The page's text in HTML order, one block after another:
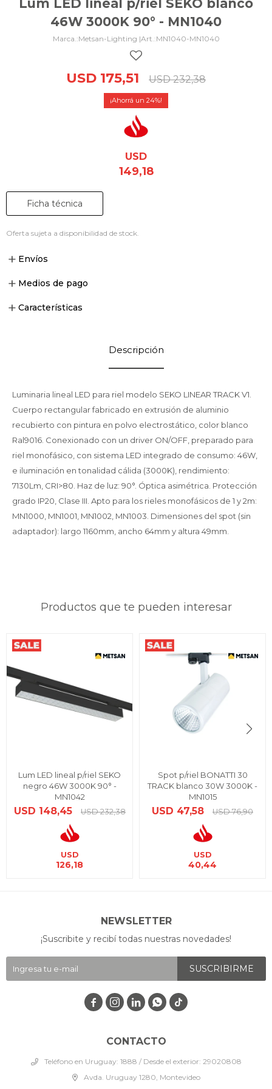
Lum LED lineal p/riel SEKO blanco
46W 3000K 90° - MN1040
Metsan-Lighting | MN1040-MN1040
USD 175,51 USD 232,38
24
USD
149,18
Ficha técnica
Oferta sujeta a disponibilidad de stock.
Envíos
Medios de pago
Características
Descripción
Luminaria lineal LED para riel modelo SEKO LINEAR TRACK V1.
Cuerpo rectangular fabricado en extrusión de aluminio
recubierto con pintura en polvo electrostático, color blanco
Ral9016. Conexionado con un driver ON/OFF, preparado para
riel monofásico, con sistema LED integrado de consumo: 46W,
e iluminación en tonalidad cálida (3000K), rendimiento:
7130Lm, CRI>80. Haz de luz: 90°. Óptica asimétrica. Protección
grado IP20, Clase III. Apto para los rieles monofásicos de 1 y 2m:
MN1000, MN1001, MN1002, MN1003. Dimensiones del spot (sin
adaptador): largo 1160mm, ancho 64mm y altura 49mm.
Productos que te pueden interesar
Lum LED lineal p/riel SEKO
negro 46W 3000K 90° -
MN1042
USD 148,45 USD 232,38
USD
126,18
Spot p/riel BONATTI 30
TRACK blanco 30W 3000K -
MN1015
USD 47,58 USD 76,90
USD
40,44
CONTACTO
Teléfono en Uruguay: 1888 / Desde el exterior: 29020808
Avda. Uruguay 1280, Montevideo
NEWSLETTER
¡Suscribite y recibí todas nuestras novedades!
SUSCRIBIRME
   